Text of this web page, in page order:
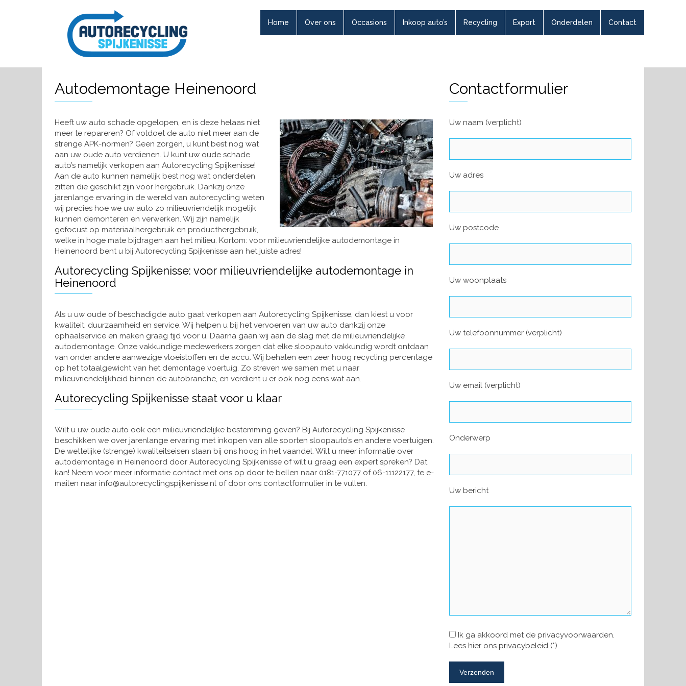
Home Over ons Occasions Inkoop auto’s Recycling Export Onderdelen Contact
Autodemontage Heinenoord
Heeft uw auto schade opgelopen, en is deze helaas niet
meer te repareren? Of voldoet de auto niet meer aan de
strenge APK-normen? Geen zorgen, u kunt best nog wat
aan uw oude auto verdienen. U kunt uw oude schade
auto’s namelijk verkopen aan Autorecycling Spijkenisse!
Aan de auto kunnen namelijk best nog wat onderdelen
zitten die geschikt zijn voor hergebruik. Dankzij onze
jarenlange ervaring in de wereld van autorecycling weten
wij precies hoe we uw auto zo milieuvriendelijk mogelijk
kunnen demonteren en verwerken. Wij zijn namelijk
gefocust op materiaalhergebruik en producthergebruik,
welke in hoge mate bijdragen aan het milieu. Kortom: voor milieuvriendelijke autodemontage in
Heinenoord bent u bij Autorecycling Spijkenisse aan het juiste adres!
Autorecycling Spijkenisse: voor milieuvriendelijke autodemontage in
Heinenoord
Als u uw oude of beschadigde auto gaat verkopen aan Autorecycling Spijkenisse, dan kiest u voor
kwaliteit, duurzaamheid en service. Wij helpen u bij het vervoeren van uw auto dankzij onze
ophaalservice en maken graag tijd voor u. Daarna gaan wij aan de slag met de milieuvriendelijke
autodemontage. Onze vakkundige medewerkers zorgen dat elke sloopauto vakkundig wordt ontdaan
van onder andere aanwezige vloeistoffen en de accu. Wij behalen een zeer hoog recycling percentage
op het totaalgewicht van het demontage voertuig. Zo streven we samen met u naar
milieuvriendelijkheid binnen de autobranche, en verdient u er ook nog eens wat aan.
Autorecycling Spijkenisse staat voor u klaar
Wilt u uw oude auto ook een milieuvriendelijke bestemming geven? Bij Autorecycling Spijkenisse
beschikken we over jarenlange ervaring met inkopen van alle soorten sloopauto’s en andere voertuigen.
De wettelijke (strenge) kwaliteitseisen staan bij ons hoog in het vaandel. Wilt u meer informatie over
autodemontage in Heinenoord door Autorecycling Spijkenisse of wilt u graag een expert spreken? Dat
kan! Neem voor meer informatie contact met ons op door te bellen naar 0181-771077 of 06-11122177, te e-
mailen naar info@autorecyclingspijkenisse.nl of door ons contactformulier in te vullen.
Contactformulier
Uw naam (verplicht)
Uw adres
Uw postcode
Uw woonplaats
Uw telefoonnummer (verplicht)
Uw email (verplicht)
Onderwerp
Uw bericht
Ik ga akkoord met de privacyvoorwaarden.
Lees hier ons privacybeleid (*)